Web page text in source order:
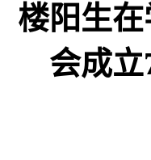
楼阳生
会成